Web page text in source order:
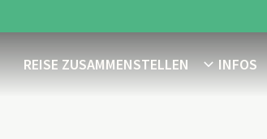
REISE ZUSAMMENSTELLEN INFOS